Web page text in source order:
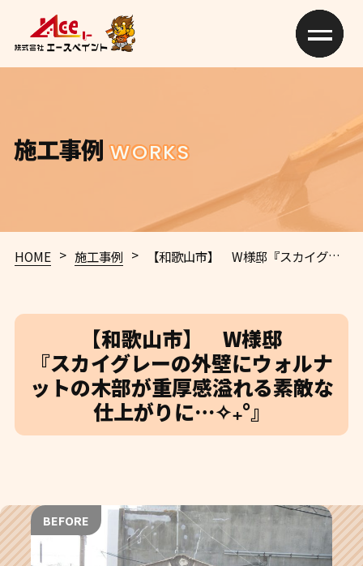
施工事例 WORKS
HOME > 施工事例 > 【和歌山市】 W様邸 『スカイグレーの外壁にウォルナットの木部が重厚感溢れる素敵な仕上がりに…✧₊°』
【和歌山市】 W様邸
『スカイグレーの外壁にウォルナ
ットの木部が重厚感溢れる素敵な
仕上がりに…✧₊°』
BEFORE